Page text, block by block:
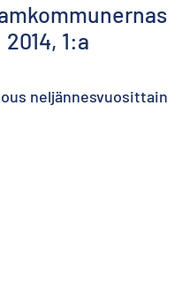
1:a
neljännesvuosittain